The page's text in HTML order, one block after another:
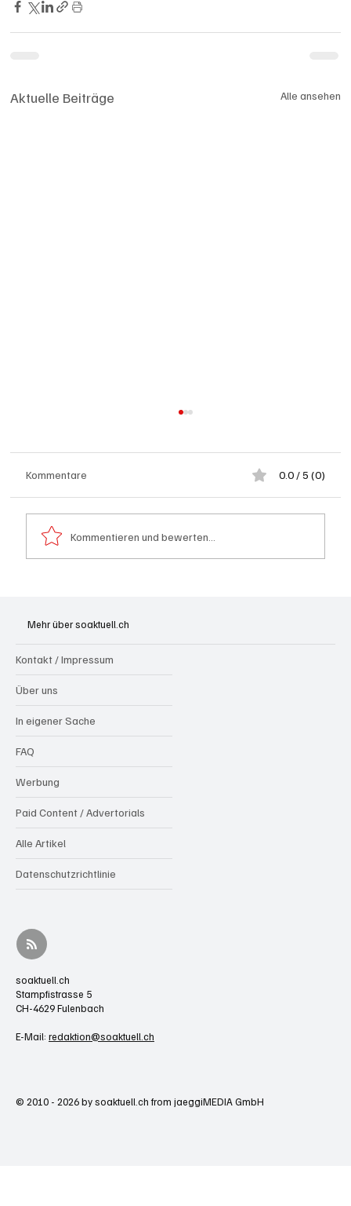
Aktuelle Beiträge Alle ansehen
Kommentare 0.0 / 5 (0)
Kommentieren und bewerten...
Mehr über soaktuell.ch
Kontakt / Impressum
Über uns
In eigener Sache
FAQ
Werbung
Paid Content / Advertorials
Alle Artikel
Datenschutzrichtlinie
soaktuell.ch
Stampfistrasse 5
CH-4629 Fulenbach
E-Mail: redaktion@soaktuell.ch
© 2010 - 2026 by soaktuell.ch from jaeggiMEDIA GmbH